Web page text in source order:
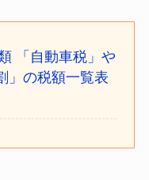
「自動車税」や
」の税額一覧表